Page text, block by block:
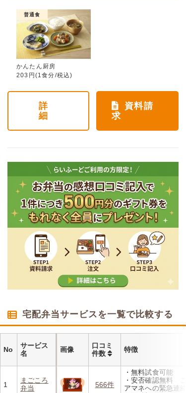
普通食
かんたん厨房
203円(1食分/税込)
詳
細
資料請
求
宅配弁当サービスを一覧で比較する
No
サービス
名
画像
口コミ
件数
特徴
1
まごころ
弁当
566件
・無料試食可能
・安否確認無料 ご
アマネへの緊急連絡